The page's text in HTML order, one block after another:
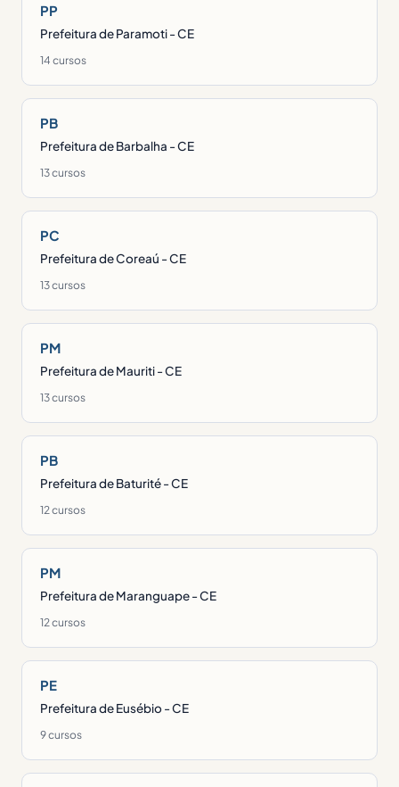
PP
Prefeitura de Paramoti - CE
14 cursos
PB
Prefeitura de Barbalha - CE
13 cursos
PC
Prefeitura de Coreaú - CE
13 cursos
PM
Prefeitura de Mauriti - CE
13 cursos
PB
Prefeitura de Baturité - CE
12 cursos
PM
Prefeitura de Maranguape - CE
12 cursos
PE
Prefeitura de Eusébio - CE
9 cursos